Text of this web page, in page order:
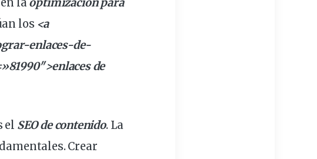
los <a
enlaces-de-
de
el SEO de contenido. La
Crear